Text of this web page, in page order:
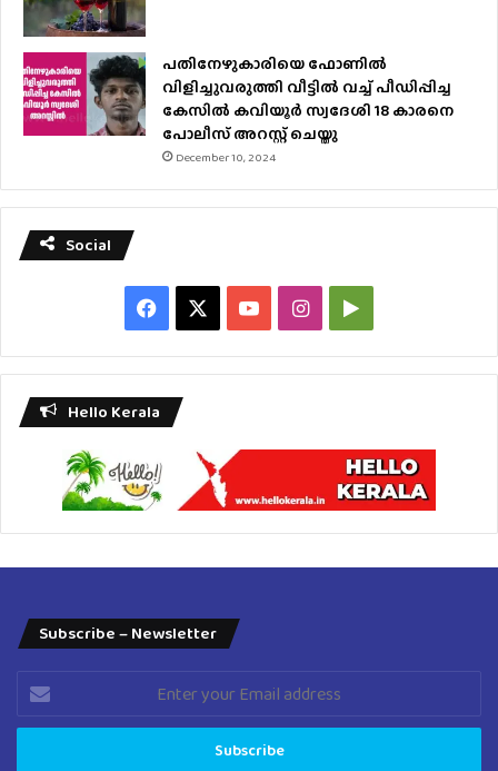
പതിനേഴുകാരിയെ ഫോണിൽ
വിളിച്ചുവരുത്തി വീട്ടിൽ വച്ച് പീഡിപ്പിച്ച
കേസിൽ കവിയൂർ സ്വദേശി 18 കാരനെ
പോലീസ് അറസ്റ്റ് ചെയ്തു
December 10, 2024
Social
Facebook YouTubeInstagramGoogle
Play
Hello Kerala
Subscribe – Newsletter
Enter
your
Email